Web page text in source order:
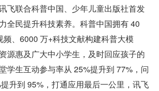
飞联合科普中国、少年儿童出版社首发
全民提升科技素养。科普中国拥有 40
频、6000 万+科技文献构建科普大模
源惠及广大中小学生，及时回应孩子的
学生互动参与率从 25%提升到 77%，问
升到 95%，打通应用最后一公里，讯飞